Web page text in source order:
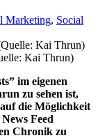
Marketing, Social
Kai Thrun)
im eigenen
zu sehen ist,
die Möglichkeit
Feed
Chronik zu